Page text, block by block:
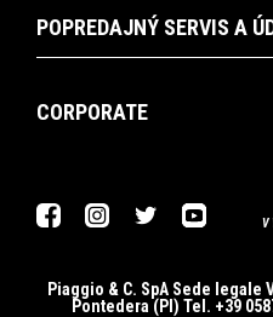
POPREDAJNÝ SERVIS A
CORPORATE
FacebookInstagram
Twitter
Piaggio & C. SpA Sede legale
Pontedera (PI) Tel. +39